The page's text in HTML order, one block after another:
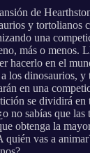
de
y tortolianos
una
más o menos.
hacerlo en el
los dinosaurios, y
en una
se dividirá en
no sabías que
obtenga la
quién vas a